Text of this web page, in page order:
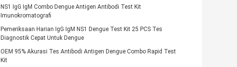
NS1 IgG IgM Combo Dengue Antigen Antibodi Test Kit
Imunokromatografi
Pemeriksaan Harian IgG IgM NS1 Dengue Test Kit 25 PCS Tes
Diagnostik Cepat Untuk Dengue
OEM 95% Akurasi Tes Antibodi Antigen Dengue Combo Rapid Test
Kit